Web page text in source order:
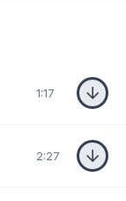
1:17
2:27